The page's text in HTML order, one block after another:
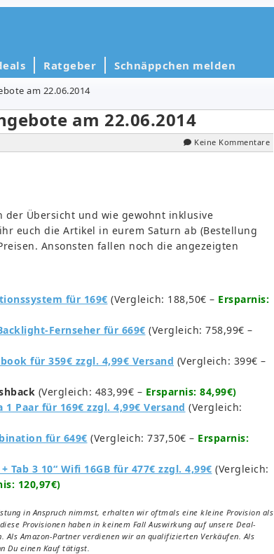
Ratgeber Schnäppchen melden
am 22.06.2014
am 22.06.2014
Keine Kommentare
der Übersicht und wie gewohnt inklusive
euch die Artikel in eurem Saturn ab (Bestellung
Ansonsten fallen noch die angezeigten
für 169€ (Vergleich: 188,50€ – Ersparnis:
Fern­se­her für 669€ (Vergleich: 758,99€ –
für 359€ zzgl. 4,99€ Versand (Vergleich: 399€ –
(Vergleich: 483,99€ – Ersparnis: 84,99€)
Paar für 169€ zzgl. 4,99€ Versand (Vergleich:
für 649€ (Vergleich: 737,50€ – Ersparnis:
Tab 3 10“ Wifi 16GB für 477€ zzgl. 4,99€ (Vergleich:
120,97€)
in Anspruch nimmst, erhalten wir oftmals eine kleine Provision als
Provisionen haben in keinem Fall Auswirkung auf unsere Deal-
Als Amazon-Partner verdienen wir an qualifizierten Verkäufen. Als
Du einen Kauf tätigst.